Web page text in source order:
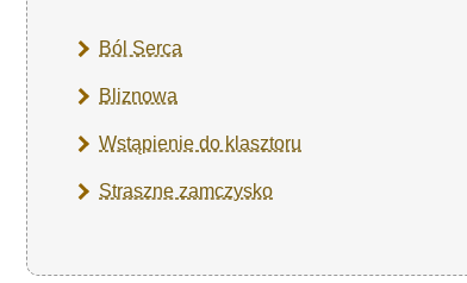
Ból Serca
Bliznowa
Wstąpienie do klasztoru
Straszne zamczysko